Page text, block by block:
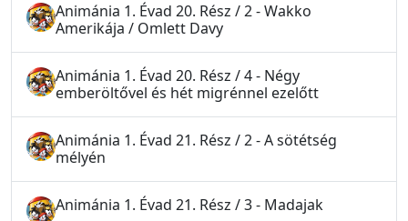
Animánia 1. Évad 20. Rész / 2 - Wakko
Amerikája / Omlett Davy
Animánia 1. Évad 20. Rész / 4 - Négy
emberöltővel és hét migrénnel ezelőtt
Animánia 1. Évad 21. Rész / 2 - A sötétség
mélyén
Animánia 1. Évad 21. Rész / 3 - Madajak